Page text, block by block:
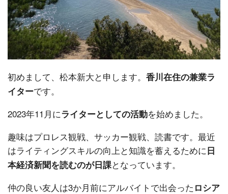
初めまして、松本新大と申します。 香川在住の兼業ラ
イターです。
2023年11月にライターとしての活動を始めました。
趣味はプロレス観戦、サッカー観戦、読書です。最近
はライティングスキルの向上と知識を蓄えるために日
本経済新聞を読むのが日課となっています。
仲の良い友人は3か月前にアルバイトで出会った ロシア